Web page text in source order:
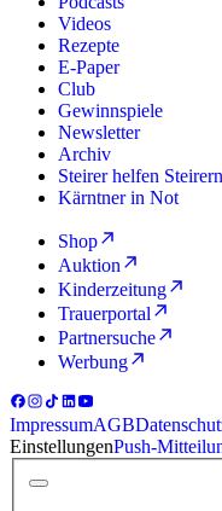
Videos
Rezepte
E-Paper
Club
Gewinnspiele
Newsletter
Archiv
Steirer helfen Steirern
Kärntner in Not
Shop
Auktion
Kinderzeitung
Trauerportal
Partnersuche
Werbung
ImpressumAGB
EinstellungenPush-